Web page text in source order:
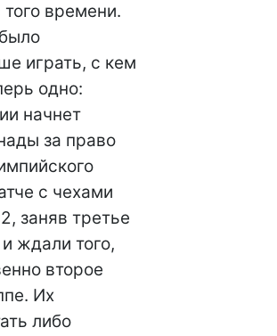
времени.
играть, с кем
одно:
начнет
за право
с чехами
заняв третье
ждали того,
второе
Их
либо